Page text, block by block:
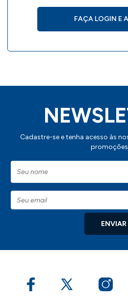
FAÇA LOGIN E
Cadastre-se e tenha acesso às
ENVIAR